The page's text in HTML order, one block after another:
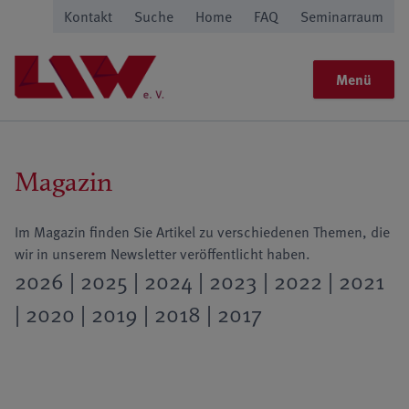
Kontakt Suche Home FAQ Seminarraum
Menü
Magazin
Im Magazin finden Sie Artikel zu verschiedenen Themen, die
wir in unserem Newsletter veröffentlicht haben.
2026 | 2025 | 2024 | 2023 | 2022 | 2021
| 2020 | 2019 | 2018 | 2017